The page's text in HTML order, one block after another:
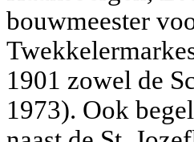
bouwmeester
1901 zowel de
1973). Ook